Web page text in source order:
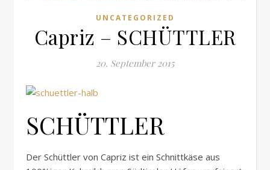
UNCATEGORIZED
Capriz – SCHÜTTLER
20. September 2015
SCHÜTTLER
Der Schüttler von Capriz ist ein Schnittkäse aus